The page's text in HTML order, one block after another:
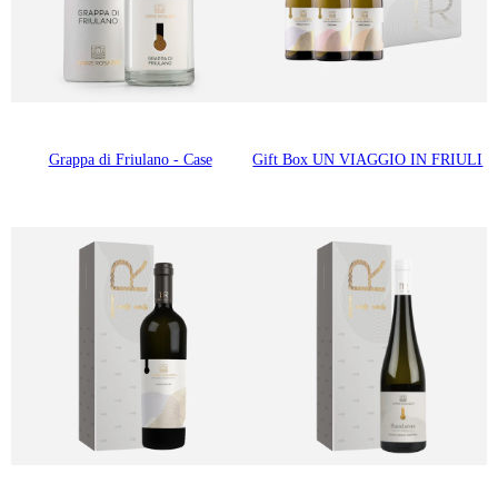
Grappa di Friulano - Case Gift Box UN VIAGGIO IN FRIULI